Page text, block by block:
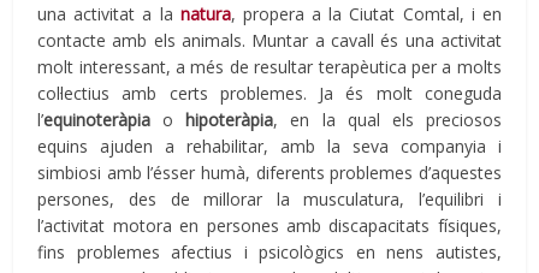
una activitat a la natura, propera a la Ciutat Comtal, i en
contacte amb els animals. Muntar a cavall és una activitat
molt interessant, a més de resultar terapèutica per a molts
col·lectius amb certs problemes. Ja és molt coneguda
l’equinoteràpia ohipoteràpia, en la qual els preciosos
equins ajuden a rehabilitar, amb la seva companyia i
simbiosi amb l’ésser humà, diferents problemes d’aquestes
persones, des de millorar la musculatura, l’equilibri i
l’activitat motora en persones amb discapacitats físiques,
fins problemes afectius i psicològics en nens autistes,